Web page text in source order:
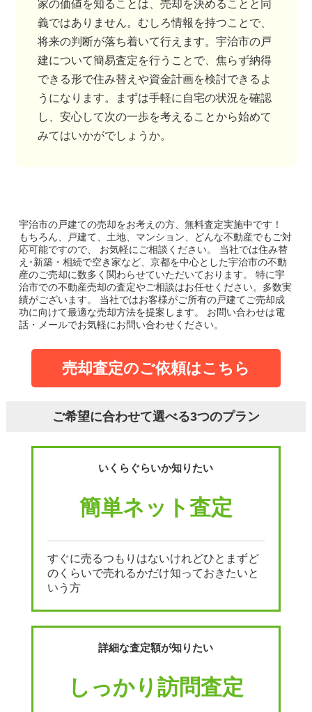
家の価値を知ることは、売却を決めることと同
義ではありません。むしろ情報を持つことで、
将来の判断が落ち着いて行えます。宇治市の戸
建について簡易査定を行うことで、焦らず納得
できる形で住み替えや資金計画を検討できるよ
うになります。まずは手軽に自宅の状況を確認
し、安心して次の一歩を考えることから始めて
みてはいかがでしょうか。
宇治市の戸建ての売却をお考えの方、無料査定実施中です！
もちろん、戸建て、土地、マンション、どんな不動産でもご対
応可能ですので、 お気軽にご相談ください。
当社では住み替
え･新築・相続で空き家など、京都を中心とした宇治市の不動
産のご売却に数多く関わらせていただいております。
特に宇
治市での不動産売却の査定やご相談はお任せください。多数実
績がございます。
当社ではお客様がご所有の戸建てご売却成
功に向けて最適な売却方法を提案します。
お問い合わせは電
話・メールでお気軽にお問い合わせください。
売却査定のご依頼はこちら
ご希望に合わせて選べる3つのプラン
いくらぐらいか知りたい
簡単ネット査定
すぐに売るつもりはないけれどひとまずど
のくらいで売れるかだけ知っておきたいと
いう方
詳細な査定額が知りたい
しっかり訪問査定